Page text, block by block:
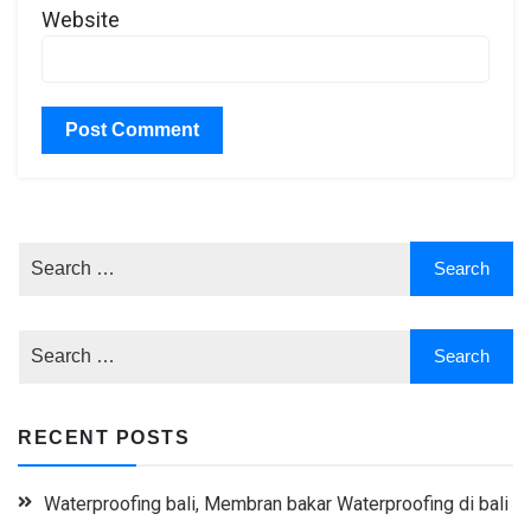
Website
RECENT POSTS
Waterproofing bali, Membran bakar Waterproofing di bali